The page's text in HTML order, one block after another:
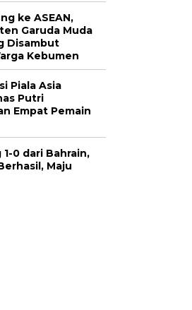
ke ASEAN,
Garuda Muda
Disambut
Kebumen
Piala Asia
Putri
Empat Pemain
0 dari Bahrain,
Maju